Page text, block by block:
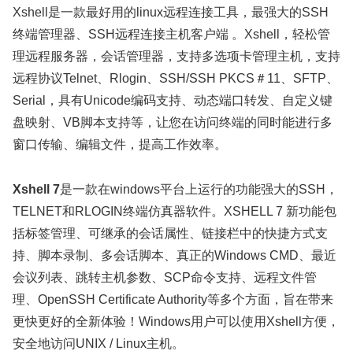
Xshell是一款最好用的linux远程连接工具，最强大的SSH
终端管理器、SSH远程连接主机客户端 。Xshell，轻松管
理远程服务器，会话管理器，支持多选项卡管理主机，支持
远程协议Telnet、Rlogin、SSH/SSH PKCS＃11、SFTP、
Serial，具有Unicode编码支持、动态端口转发、自定义键
盘映射、VB脚本支持等，让您在访问终端的同时能进行多
窗口传输、编辑文件，提高工作效率。
Xshell 7是一款在windows平台上运行的功能强大的SSH，
TELNET和RLOGIN终端仿真器软件。XSHELL 7 新功能包
括标签管理、可继承的会话属性、链接栏中的快捷方式支
持、脚本录制、多会话脚本、真正的Windows CMD、最近
会议列表、跳转主机参数、SCP命令支持、远程文件管
理、OpenSSH Certificate Authority等多个方面，旨在带来
更快更好的全新体验！Windows用户可以使用Xshell方便，
安全地访问UNIX / Linux主机。